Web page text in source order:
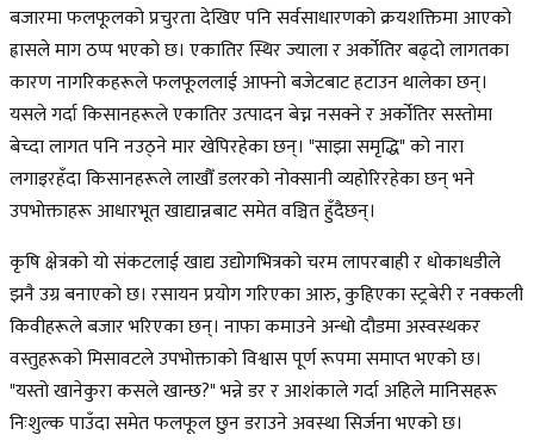
बजारमा फलफूलको प्रचुरता देखिए पनि सर्वसाधारणको क्रयशक्तिमा आएको
ह्रासले माग ठप्प भएको छ। एकातिर स्थिर ज्याला र अर्कोतिर बढ्दो लागतका
कारण नागरिकहरूले फलफूललाई आफ्नो बजेटबाट हटाउन थालेका छन्।
यसले गर्दा किसानहरूले एकातिर उत्पादन बेच्न नसक्ने र अर्कोतिर सस्तोमा
बेच्दा लागत पनि नउठ्ने मार खेपिरहेका छन्। "साझा समृद्धि" को नारा
लगाइरहँदा किसानहरूले लाखौँ डलरको नोक्सानी व्यहोरिरहेका छन् भने
उपभोक्ताहरू आधारभूत खाद्यान्नबाट समेत वञ्चित हुँदैछन्।
कृषि क्षेत्रको यो संकटलाई खाद्य उद्योगभित्रको चरम लापरबाही र धोकाधडीले
झनै उग्र बनाएको छ। रसायन प्रयोग गरिएका आरु, कुहिएका स्ट्रबेरी र नक्कली
किवीहरूले बजार भरिएका छन्। नाफा कमाउने अन्धो दौडमा अस्वस्थकर
वस्तुहरूको मिसावटले उपभोक्ताको विश्वास पूर्ण रूपमा समाप्त भएको छ।
"यस्तो खानेकुरा कसले खान्छ?" भन्ने डर र आशंकाले गर्दा अहिले मानिसहरू
निःशुल्क पाउँदा समेत फलफूल छुन डराउने अवस्था सिर्जना भएको छ।